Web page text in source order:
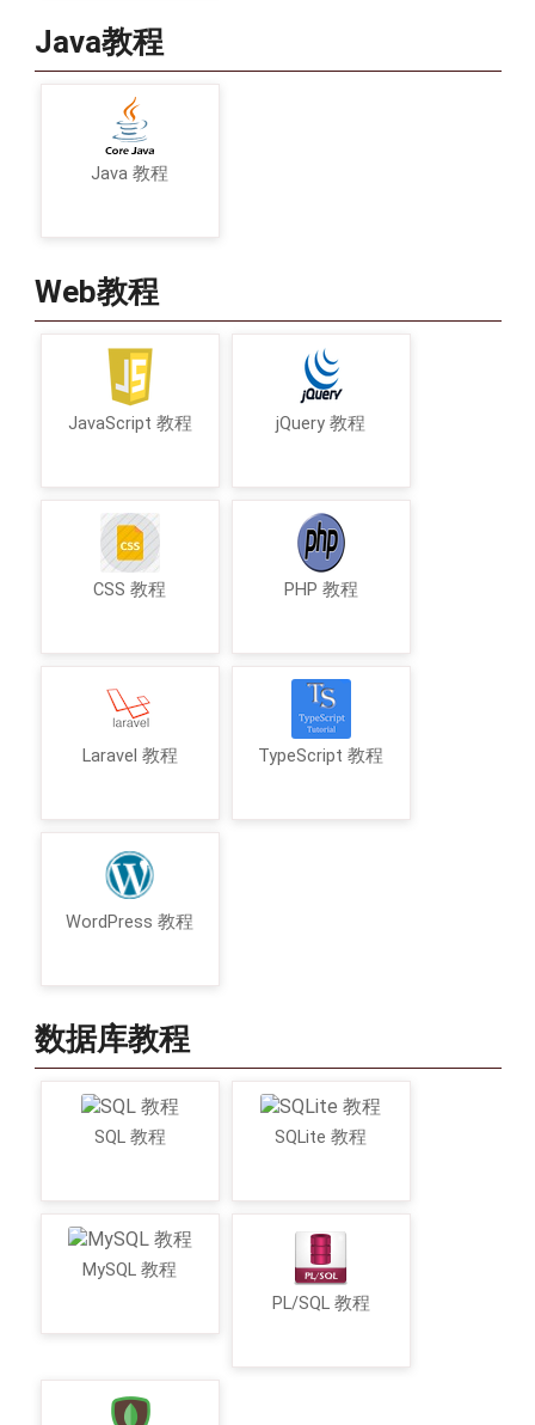
Java教程
Java 教程
Web教程
JavaScript 教程 jQuery 教程
CSS 教程 PHP 教程
Laravel 教程 TypeScript 教程
WordPress 教程
数据库教程
SQL 教程 SQLite 教程
MySQL 教程
PL/SQL 教程